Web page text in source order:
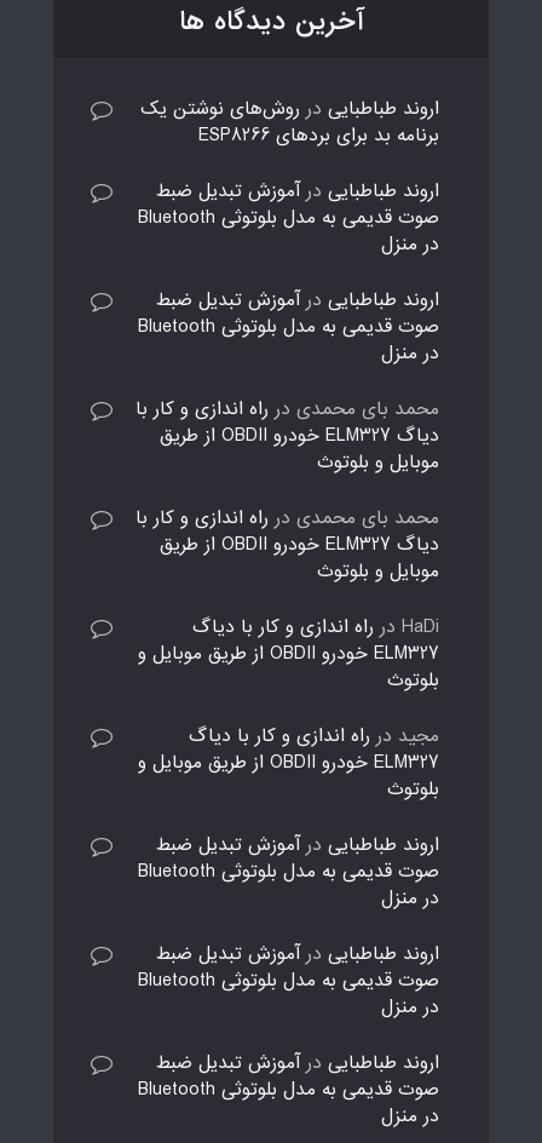
آخرین دیدگاه ها
اروند طباطبایی در روش‌های نوشتن یک
برنامه بد برای بردهای ESP8266
اروند طباطبایی درآموزش تبدیل ضبط
صوت قدیمی به مدل بلوتوثی Bluetooth
در منزل
اروند طباطبایی درآموزش تبدیل ضبط
صوت قدیمی به مدل بلوتوثی Bluetooth
در منزل
محمد بای محمدی در راه اندازی و کار با
دیاگ ELM327 خودرو OBDII از طریق
موبایل و بلوتوث
محمد بای محمدی در راه اندازی و کار با
دیاگ ELM327 خودرو OBDII از طریق
موبایل و بلوتوث
HaDi در راه اندازی و کار با دیاگ
ELM327 خودرو OBDII از طریق موبایل و
بلوتوث
مجید در راه اندازی و کار با دیاگ
ELM327 خودرو OBDII از طریق موبایل و
بلوتوث
اروند طباطبایی درآموزش تبدیل ضبط
صوت قدیمی به مدل بلوتوثی Bluetooth
در منزل
اروند طباطبایی درآموزش تبدیل ضبط
صوت قدیمی به مدل بلوتوثی Bluetooth
در منزل
اروند طباطبایی درآموزش تبدیل ضبط
صوت قدیمی به مدل بلوتوثی Bluetooth
در منزل